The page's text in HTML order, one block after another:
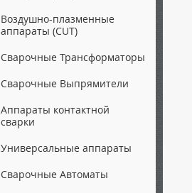
Воздушно-плазменные
аппараты (CUT)
Сварочные Трансформаторы
Сварочные Выпрямители
Аппараты контактной
сварки
Универсальные аппараты
Сварочные Автоматы